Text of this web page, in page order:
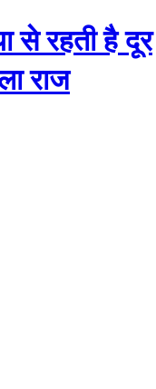
से रहती है दूर
राज